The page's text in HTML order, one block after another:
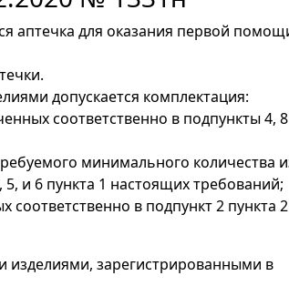
аптечка для оказания первой
допускается комплектация:
соответственно в подпункты 4,
минимального количества
и 6 пункта 1 настоящих требований;
соответственно в подпункт 2 пункта
изделиями, зарегистрированными в